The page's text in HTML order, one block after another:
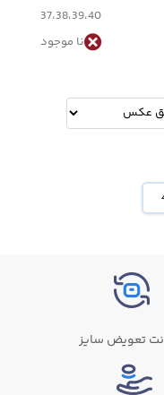
37،38،39،40
نا موجود
تعویض سایز